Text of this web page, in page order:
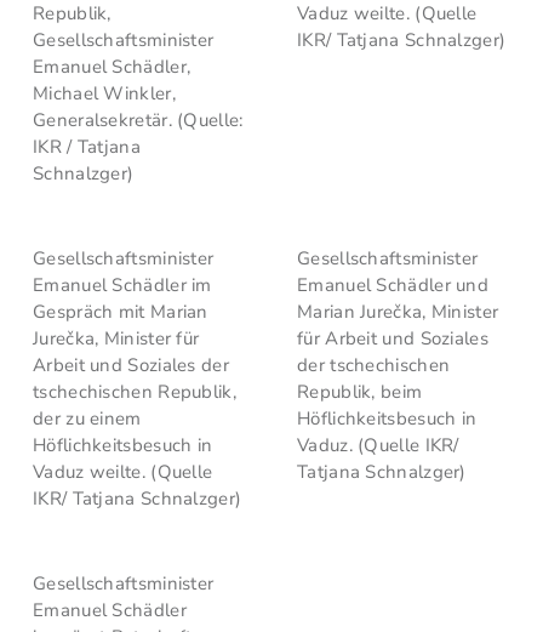
Republik,
Gesellschaftsminister
Emanuel Schädler,
Michael Winkler,
Generalsekretär. (Quelle:
IKR / Tatjana
Schnalzger)
Vaduz weilte. (Quelle
IKR/ Tatjana Schnalzger)
Gesellschaftsminister
Emanuel Schädler im
Gespräch mit Marian
Jurečka, Minister für
Arbeit und Soziales der
tschechischen Republik,
der zu einem
Höflichkeitsbesuch in
Vaduz weilte. (Quelle
IKR/ Tatjana Schnalzger)
Gesellschaftsminister
Emanuel Schädler und
Marian Jurečka, Minister
für Arbeit und Soziales
der tschechischen
Republik, beim
Höflichkeitsbesuch in
Vaduz. (Quelle IKR/
Tatjana Schnalzger)
Gesellschaftsminister
Emanuel Schädler